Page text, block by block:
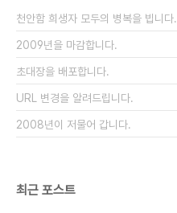
만한 병이냐 하는 문제부터 ..
천안함 희생자 모두의 병복을 빕니다.
2009년을 마감합니다.
초대장을 배포합니다.
URL 변경을 알려드립니다.
2008년이 저물어 갑니다.
최근 포스트